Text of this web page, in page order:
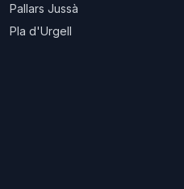
Pallars Jussà
Pla d'Urgell